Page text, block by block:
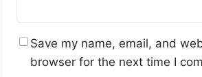
Save my name, email, and
browser for the next time I